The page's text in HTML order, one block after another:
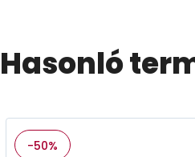
Hasonló
-50%